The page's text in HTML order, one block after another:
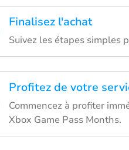
Finalisez l'achat
Suivez les étapes simples
Profitez de votre
Commencez à profiter
Xbox Game Pass Months.